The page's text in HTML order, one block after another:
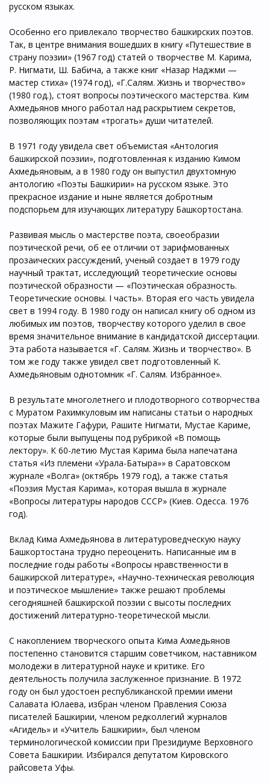
русском языках.
Особенно его привлекало творчество башкирских поэтов.
Так, в центре внимания вошедших в книгу «Путешествие в
страну поэзии» (1967 год) статей о творчестве М. Карима,
Р. Нигмати, Ш. Бабича, а также книг «Назар Наджми —
мастер стиха» (1974 год), «Г.Салям. Жизнь и творчество»
(1980 год.), стоят вопросы поэтического мастерства. Ким
Ахмедьянов много работал над раскрытием секретов,
позволяющих поэтам «трогать» души читателей.
В 1971 году увидела свет объемистая «Антология
башкирской поэзии», подготовленная к изданию Кимом
Ахмедьяновым, а в 1980 году он выпустил двухтомную
антологию «Поэты Башкирии» на русском языке. Это
прекрасное издание и ныне является добротным
подспорьем для изучающих литературу Башкортостана.
Развивая мысль о мастерстве поэта, своеобразии
поэтической речи, об ее отличии от зарифмованных
прозаических рассуждений, ученый создает в 1979 году
научный трактат, исследующий теоретические основы
поэтической образности — «Поэтическая образность.
Теоретические основы. I часть». Вторая его часть увидела
свет в 1994 году. В 1980 году он написал книгу об одном из
любимых им поэтов, творчеству которого уделил в свое
время значительное внимание в кандидатской диссертации.
Эта работа называется «Г. Салям. Жизнь и творчество». В
том же году также увидел свет подготовленный К.
Ахмедьяновым однотомник «Г. Салям. Избранное».
В результате многолетнего и плодотворного сотворчества
с Муратом Рахимкуловым им написаны статьи о народных
поэтах Мажите Гафури, Рашите Нигмати, Мустае Кариме,
которые были выпущены под рубрикой «В помощь
лектору». К 60-летию Мустая Карима была напечатана
статья «Из племени «Урала-Батыра»» в Саратовском
журнале «Волга» (октябрь 1979 год), а также статья
«Поэзия Мустая Карима», которая вышла в журнале
«Вопросы литературы народов СССР» (Киев. Одесса. 1976
год).
Вклад Кима Ахмедьянова в литературоведческую науку
Башкортостана трудно переоценить. Написанные им в
последние годы работы «Вопросы нравственности в
башкирской литературе», «Научно-техническая революция
и поэтическое мышление» также решают проблемы
сегодняшней башкирской поэзии с высоты последних
достижений литературно-теоретической мысли.
С накоплением творческого опыта Кима Ахмедьянов
постепенно становится старшим советчиком, наставником
молодежи в литературной науке и критике. Его
деятельность получила заслуженное признание. В 1972
году он был удостоен республиканской премии имени
Салавата Юлаева, избран членом Правления Союза
писателей Башкирии, членом редколлегий журналов
«Агидель» и «Учитель Башкирии», был членом
терминологической комиссии при Президиуме Верховного
Совета Башкирии. Избирался депутатом Кировского
райсовета Уфы.